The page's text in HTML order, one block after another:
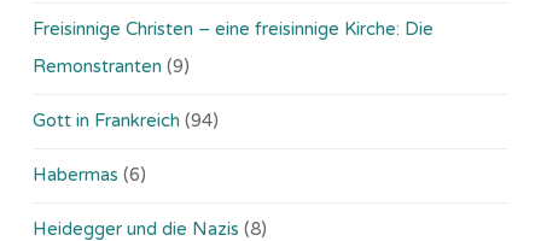
Freisinnige Christen – eine freisinnige Kirche: Die
Remonstranten (9)
Gott in Frankreich (94)
Habermas (6)
Heidegger und die Nazis (8)